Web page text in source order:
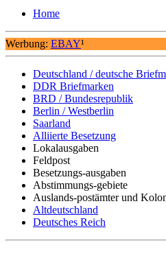
Home
Werbung: EBAY¹
Deutschland / deutsche
DDR Briefmarken
BRD / Bundesrepublik
Berlin / Westberlin
Saarland
Alliierte Besetzung
Lokalausgaben
Feldpost
Besetzungs-ausgaben
Abstimmungs-gebiete
Auslands-postämter und
Altdeutschland
Deutsches Reich